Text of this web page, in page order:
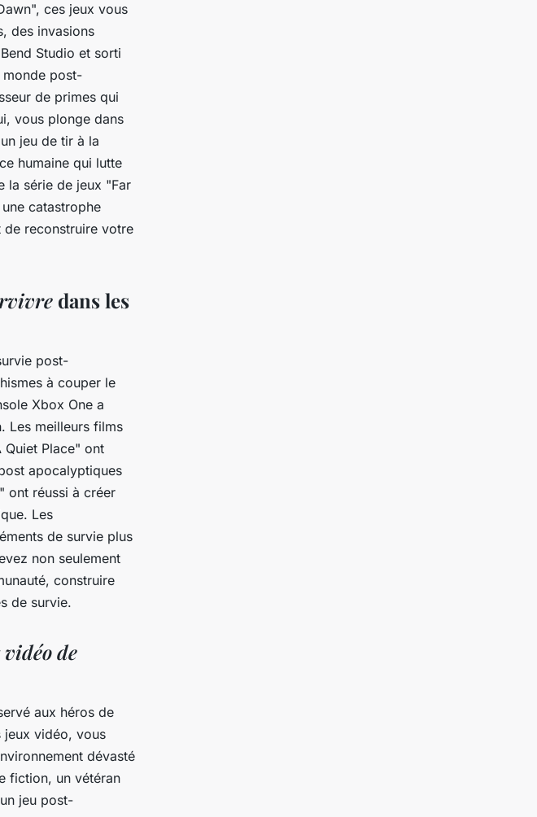
ces jeux vous
des invasions
Studio et sorti
monde post-
de primes qui
vous plonge dans
jeu de tir à la
humaine qui lutte
la série de jeux "Far
catastrophe
de reconstruire votre
dans les
post-
à couper le
Xbox One a
. Les meilleurs films
Place" ont
apocalyptiques
ont réussi à créer
Les
de survie plus
non seulement
construire
de survie.
de
aux héros de
jeux vidéo, vous
dévasté
fiction, un vétéran
jeu post-